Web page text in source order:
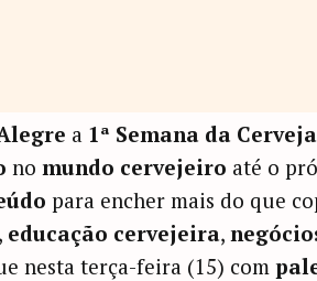
a 1ª Semana da Cerveja
no mundo cervejeiro até o
para encher mais do que
educação cervejeira,
nesta terça-feira (15) com